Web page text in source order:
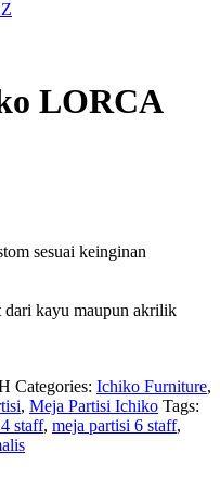
LORCA
sesuai keinginan
dari kayu maupun akrilik
Categories: Ichiko Furniture,
, Meja Partisi Ichiko Tags:
staff, meja partisi 6 staff,